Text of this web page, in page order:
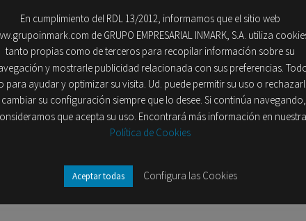
y el Caribe para avanzar en la transformación digital y el
y coordinadora del proyecto, explica en este artículo
el potencial de la red BELLA y reducir la brecha
y el Caribe.
En cumplimiento del RDL 13/2012, informamos que el sitio web
de GRUPO EMPRESARIAL INMARK, S.A. utiliza
tanto propias como de terceros para recopilar información sobre su
y mostrarle publicidad relacionada con sus preferencias.
para ayudar y optimizar su visita. Ud. puede permitir su uso o
su configuración siempre que lo desee. Si continúa navegando,
que acepta su uso. Encontrará más información en nuestra
Política de Cookies
Aceptar todas Configura las Cookies